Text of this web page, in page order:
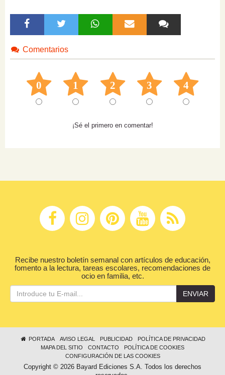
Comentarios
0 1 2 3 4
¡Sé el primero en comentar!
Recibe nuestro boletín semanal con artículos de educación,
fomento a la lectura, tareas escolares, recomendaciones de
ocio en familia, etc.
ENVIAR
PORTADA AVISO LEGAL PUBLICIDAD
POLÍTICA DE PRIVACIDAD
MAPA DEL SITIO
CONTACTO
POLÍTICA DE COOKIES
CONFIGURACIÓN DE LAS COOKIES
Copyright © 2026 Bayard Ediciones S.A. Todos los derechos